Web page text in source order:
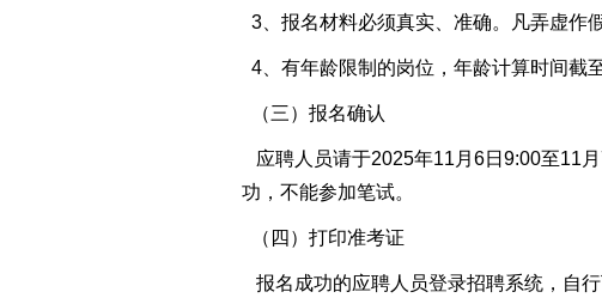
3、报名材料必须真实、准确。凡弄虚作
4、有年龄限制的岗位，年龄计算时间截
（三）报名确认
应聘人员请于2025年11月6日9:00至11
功，不能参加笔试。
（四）打印准考证
报名成功的应聘人员登录招聘系统，自